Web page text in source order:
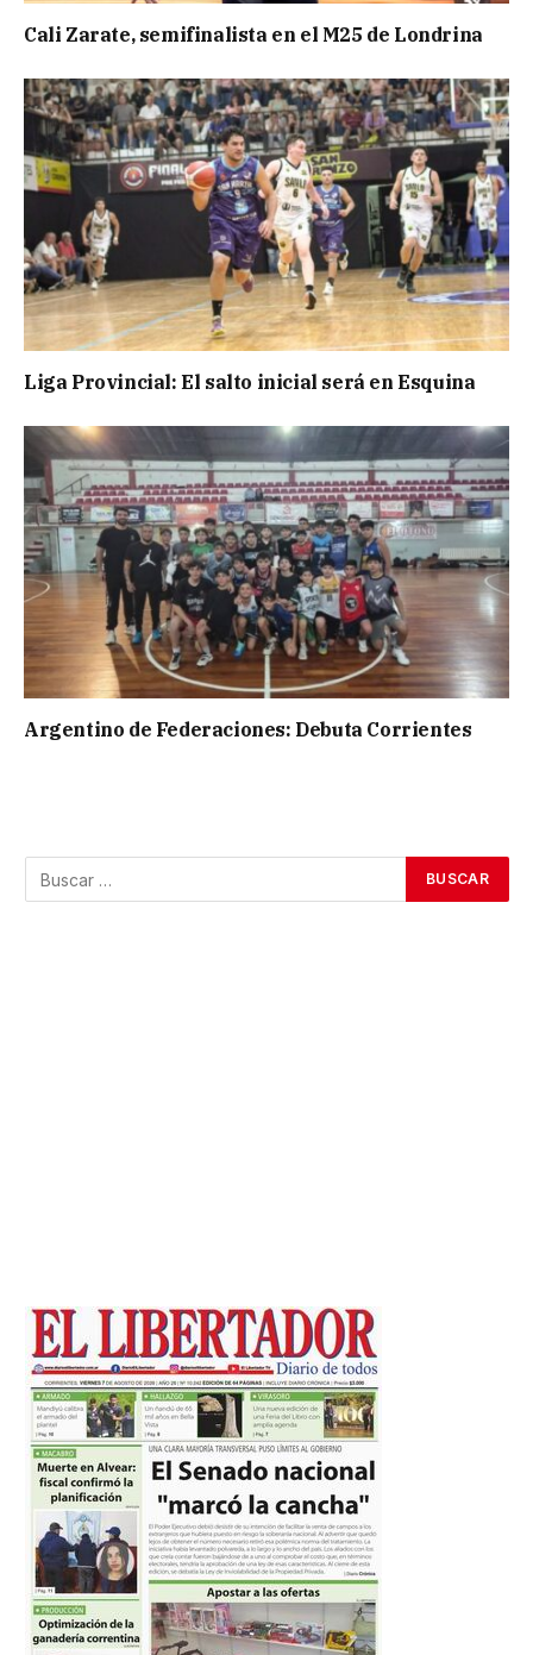
Cali Zarate, semifinalista en el M25 de Londrina
Liga Provincial: El salto inicial será en Esquina
Argentino de Federaciones: Debuta Corrientes